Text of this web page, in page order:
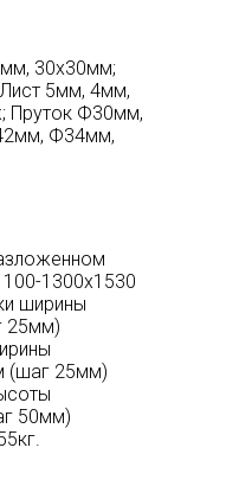
30х30мм;
5мм, 4мм,
Пруток Ф30мм,
Ф34мм,
1300х1530
ширины
25мм)
(шаг 25мм)
50мм)